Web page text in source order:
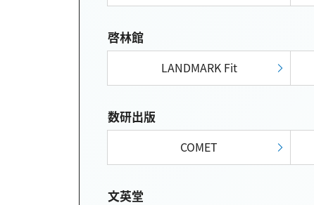
啓林館
LANDMARK Fit
数研出版
COMET
文英堂